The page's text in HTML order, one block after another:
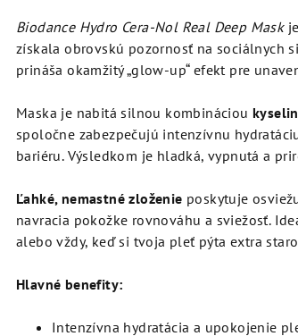
Biodance Hydro Cera-Nol Real Deep Mask
získala obrovskú pozornosť na sociálnych
prináša okamžitý „glow-up“ efekt pre
Maska je nabitá silnou kombináciou
spoločne zabezpečujú intenzívnu
bariéru. Výsledkom je hladká, vypnutá a
Ľahké, nemastné zloženie poskytuje
navracia pokožke rovnováhu a sviežosť.
alebo vždy, keď si tvoja pleť pýta extra
Hlavné benefity:
Intenzívna hydratácia a upokojenie